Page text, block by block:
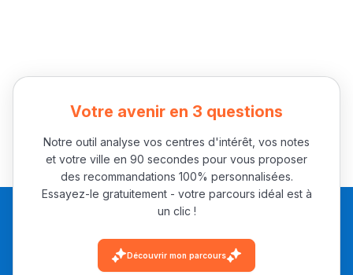
Votre avenir en 3 questions
Notre outil analyse vos centres d'intérêt, vos notes
et votre ville en 90 secondes pour vous proposer
des recommandations 100% personnalisées.
Essayez-le gratuitement - votre parcours idéal est à
un clic !
Découvrir mon parcours